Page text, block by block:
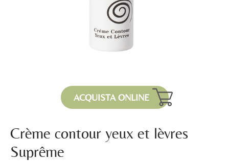
ACQUISTA ONLINE
Crème contour yeux et lèvres
Suprême